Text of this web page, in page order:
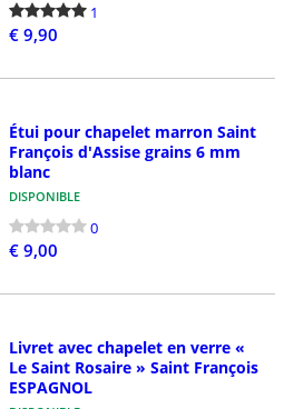
1
€ 9,90
Étui pour chapelet marron Saint
François d'Assise grains 6 mm
blanc
DISPONIBLE
0
€ 9,00
Livret avec chapelet en verre «
Le Saint Rosaire » Saint François
ESPAGNOL